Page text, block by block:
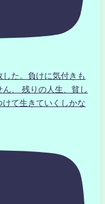
た。負けに気付きも
、 残りの人生、貧し
けて生きていくしかな